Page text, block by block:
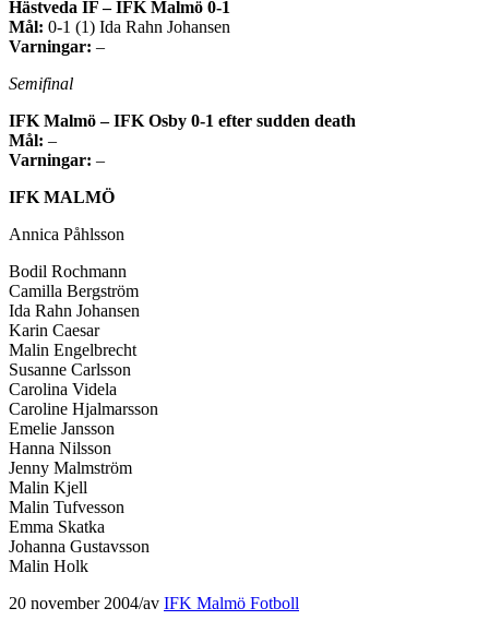
Hästveda IF – IFK Malmö 0-1
Mål: 0-1 (1) Ida Rahn Johansen
Varningar: –
Semifinal
IFK Malmö – IFK Osby 0-1 efter sudden death
Mål: –
Varningar: –
IFK MALMÖ
Annica Påhlsson
Bodil Rochmann
Camilla Bergström
Ida Rahn Johansen
Karin Caesar
Malin Engelbrecht
Susanne Carlsson
Carolina Videla
Caroline Hjalmarsson
Emelie Jansson
Hanna Nilsson
Jenny Malmström
Malin Kjell
Malin Tufvesson
Emma Skatka
Johanna Gustavsson
Malin Holk
20 november 2004/av IFK Malmö Fotboll